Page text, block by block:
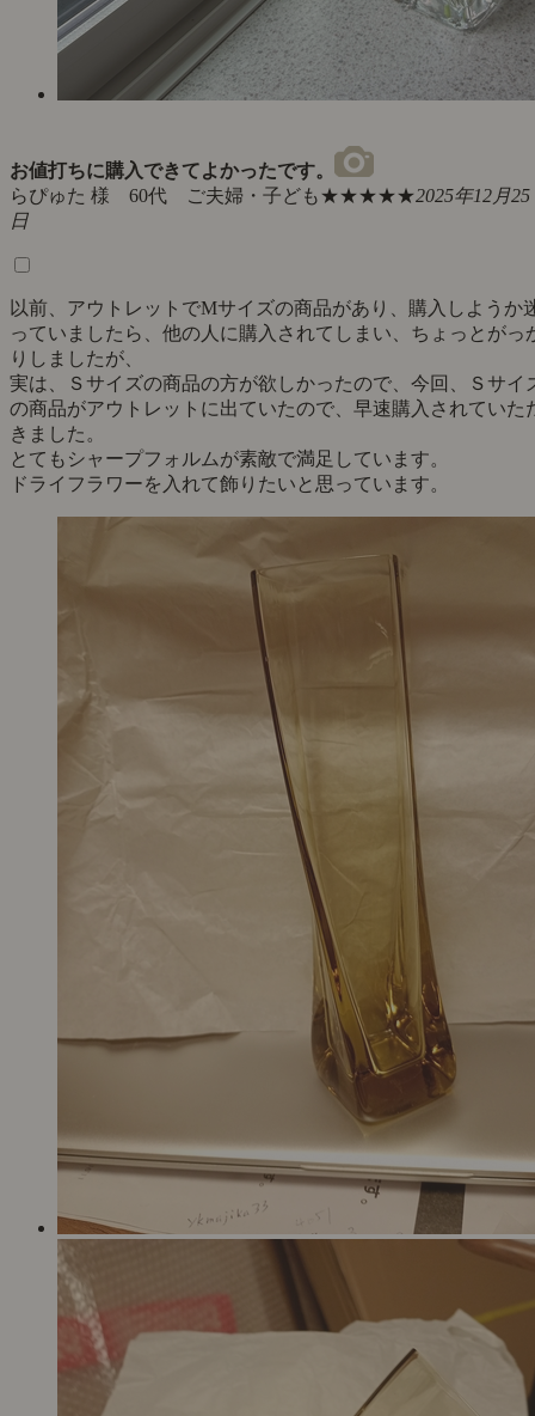
お値打ちに購入できてよかったです。
らぴゅた 様 60代 ご夫婦・子ども★★★★★2025年12月25
日
以前、アウトレットでМサイズの商品があり、購入しようか
っていましたら、他の人に購入されてしまい、ちょっとがっ
りしましたが、
実は、Ｓサイズの商品の方が欲しかったので、今回、Ｓサイ
の商品がアウトレットに出ていたので、早速購入されていた
きました。
とてもシャープフォルムが素敵で満足しています。
ドライフラワーを入れて飾りたいと思っています。